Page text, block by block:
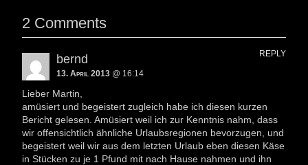
2 Comments
bernd
13. April 2013 @ 16:14
Lieber Martin,
amüsiert und begeistert zugleich habe ich diesen kurzen
Bericht gelesen. Amüsiert weil ich zur Kenntnis nahm, dass
wir offensichtlich ähnliche Urlaubsregionen bevorzugen, und
begeistert weil wir aus dem letzten Urlaub eben diesen Käse
in Stücken zu je 1 Pfund mit nach Hause nahmen und ihn
REPLY